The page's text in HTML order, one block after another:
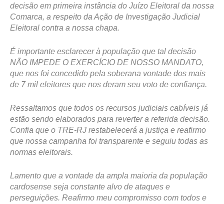
decisão em primeira instância do Juízo Eleitoral da nossa
Comarca, a respeito da Ação de Investigação Judicial
Eleitoral contra a nossa chapa.
É importante esclarecer à população que tal decisão
NÃO IMPEDE O EXERCÍCIO DE NOSSO MANDATO,
que nos foi concedido pela soberana vontade dos mais
de 7 mil eleitores que nos deram seu voto de confiança.
Ressaltamos que todos os recursos judiciais cabíveis já
estão sendo elaborados para reverter a referida decisão.
Confia que o TRE-RJ restabelecerá a justiça e reafirmo
que nossa campanha foi transparente e seguiu todas as
normas eleitorais.
Lamento que a vontade da ampla maioria da população
cardosense seja constante alvo de ataques e
perseguições. Reafirmo meu compromisso com todos e